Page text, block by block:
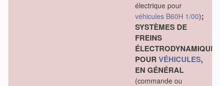
électrique pour
véhicules B60H 1/00);
SYSTÈMES DE
FREINS
ÉLECTRODYNAMIQUES
POUR VÉHICULES,
EN GÉNÉRAL
(commande ou